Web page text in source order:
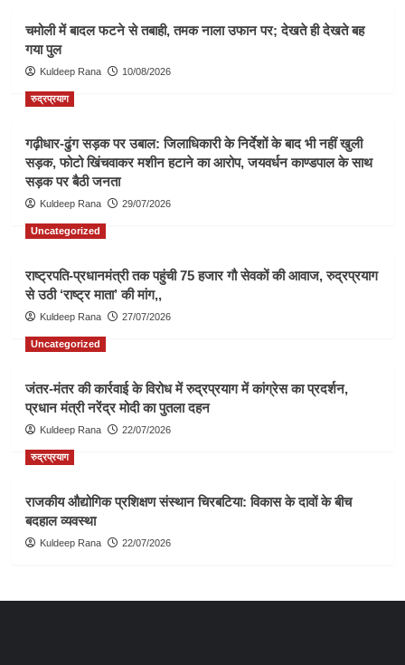
चमोली में बादल फटने से तबाही, तमक नाला उफान पर; देखते ही देखते बह
गया पुल
Kuldeep Rana 10/08/2026
रुद्रप्रयाग
गढ़ीधार-ढुंग सड़क पर उबाल: जिलाधिकारी के निर्देशों के बाद भी नहीं खुली
सड़क, फोटो खिंचवाकर मशीन हटाने का आरोप, जयवर्धन काण्डपाल के साथ
सड़क पर बैठी जनता
Kuldeep Rana 29/07/2026
Uncategorized
राष्ट्रपति-प्रधानमंत्री तक पहुंची 75 हजार गौ सेवकों की आवाज, रुद्रप्रयाग
से उठी ‘राष्ट्र माता’ की मांग,,
Kuldeep Rana 27/07/2026
Uncategorized
जंतर-मंतर की कार्रवाई के विरोध में रुद्रप्रयाग में कांग्रेस का प्रदर्शन,
प्रधान मंत्री नरेंद्र मोदी का पुतला दहन
Kuldeep Rana 22/07/2026
रुद्रप्रयाग
राजकीय औद्योगिक प्रशिक्षण संस्थान चिरबटिया: विकास के दावों के बीच
बदहाल व्यवस्था
Kuldeep Rana 22/07/2026